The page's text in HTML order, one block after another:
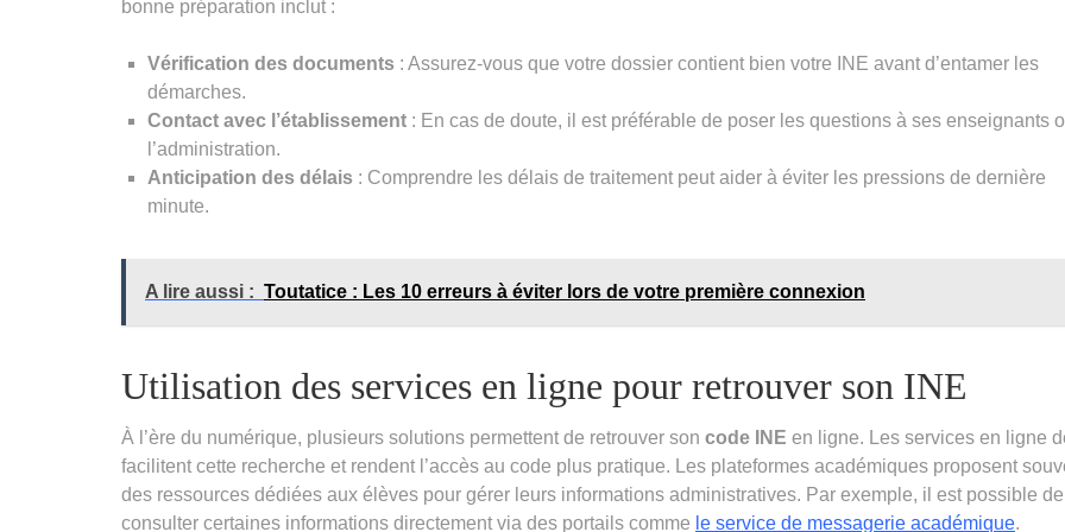
bonne préparation inclut :
Vérification des documents : Assurez-vous que votre dossier contient bien votre INE avant d’entamer les
démarches.
Contact avec l’établissement : En cas de doute, il est préférable de poser les questions à ses enseignants
l’administration.
Anticipation des délais : Comprendre les délais de traitement peut aider à éviter les pressions de dernière
minute.
A lire aussi : Toutatice : Les 10 erreurs à éviter lors de votre première connexion
Utilisation des services en ligne pour retrouver son INE
À l’ère du numérique, plusieurs solutions permettent de retrouver son code INE en ligne. Les services en ligne
facilitent cette recherche et rendent l’accès au code plus pratique. Les plateformes académiques proposent
des ressources dédiées aux élèves pour gérer leurs informations administratives. Par exemple, il est possible de
consulter certaines informations directement via des portails comme le service de messagerie académique.